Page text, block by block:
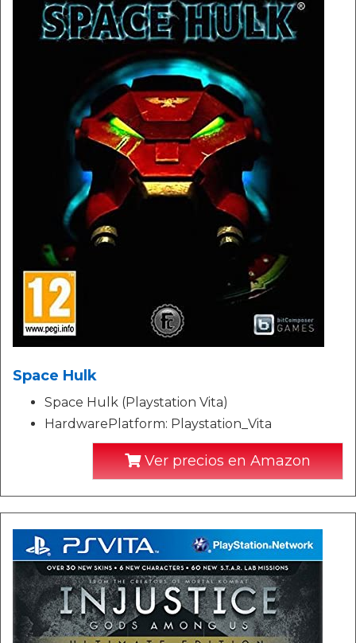
Space Hulk
Space Hulk (Playstation Vita)
HardwarePlatform: Playstation_Vita
Ver precios en Amazon